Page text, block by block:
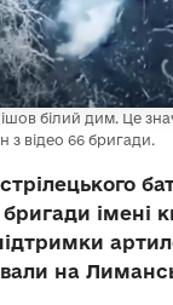
білий дим. Це
з відео 66 бригади.
бригади імені
на